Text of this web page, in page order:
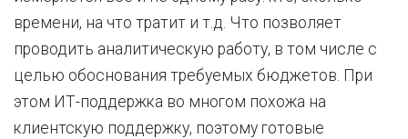
времени, на что тратит и т.д. Что позволяет
проводить аналитическую работу, в том числе с
целью обоснования требуемых бюджетов. При
этом ИТ-поддержка во многом похожа на
клиентскую поддержку, поэтому готовые